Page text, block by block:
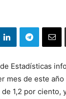
Estadísticas
mes de este año
1,2 por ciento,